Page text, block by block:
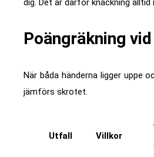
dig. Det är därför knackning alltid
Poängräkning
När båda händerna ligger uppe
jämförs skrotet.
Utfall Villkor